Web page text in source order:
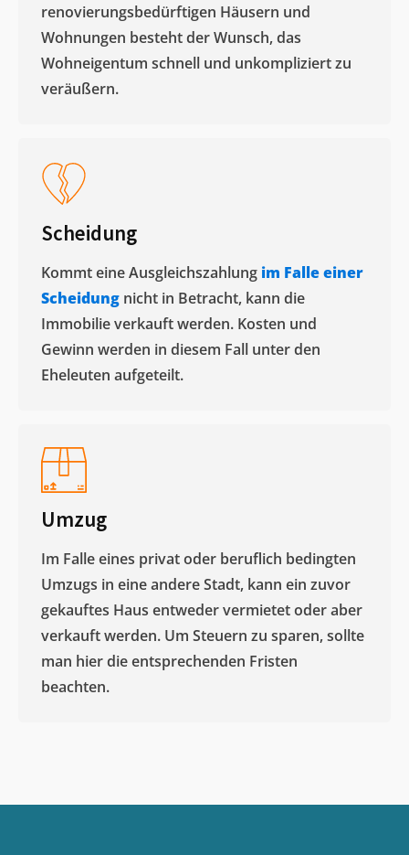
renovierungsbedürftigen Häusern und
Wohnungen besteht der Wunsch, das
Wohneigentum schnell und unkompliziert zu
veräußern. ​
Scheidung
Kommt eine Ausgleichszahlung im Falle einer
Scheidung nicht in Betracht, kann die
Immobilie verkauft werden. Kosten und
Gewinn werden in diesem Fall unter den
Eheleuten aufgeteilt.​
Umzug
Im Falle eines privat oder beruflich bedingten
Umzugs in eine andere Stadt, kann ein zuvor
gekauftes Haus entweder vermietet oder aber
verkauft werden. Um Steuern zu sparen, sollte
man hier die entsprechenden Fristen
beachten.